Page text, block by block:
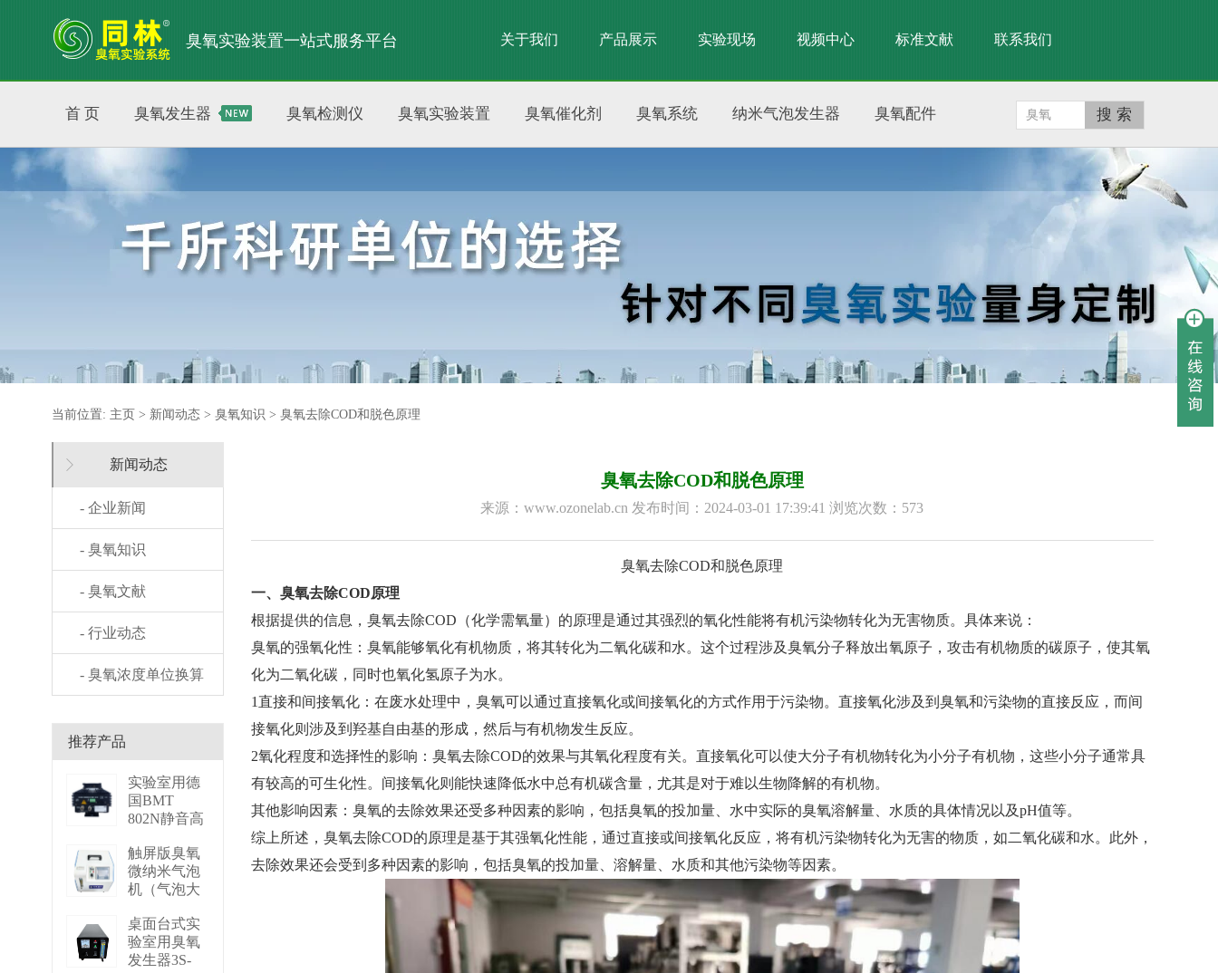
臭氧实验装置一站式服务平台 关于我们 产品展示 实验现场 视频中心 标准文献 联系我们
首 页 臭氧发生器 臭氧检测仪 臭氧实验装置 臭氧催化剂 臭氧系统 纳米气泡发生器 臭氧配件
当前位置: 主页 > 新闻动态> 臭氧知识 > 臭氧去除COD和脱色原理
新闻动态
- 企业新闻
- 臭氧知识
- 臭氧文献
- 行业动态
- 臭氧浓度单位换算
推荐产品
实验室用德
国BMT
802N静音高
802N
再去看一下
触屏版臭氧
微纳米气泡
机（气泡大
－N2
再去看一下
桌面台式实
验室用臭氧
发生器3S-
臭氧去除COD和脱色原理
来源：www.ozonelab.cn 发布时间：2024-03-01 17:39:41 浏览次数： 573
臭氧去除COD和脱色原理
一、臭氧去除COD原理
根据提供的信息，臭氧去除COD（化学需氧量）的原理是通过其强烈的氧化性能将有机污染物转化为无害物质。具体来说：
臭氧的强氧化性：臭氧能够氧化有机物质，将其转化为二氧化碳和水。这个过程涉及臭氧分子释放出氧原子，攻击有机物质的碳原子，使其氧
化为二氧化碳，同时也氧化氢原子为水。
1直接和间接氧化：在废水处理中，臭氧可以通过直接氧化或间接氧化的方式作用于污染物。直接氧化涉及到臭氧和污染物的直接反应，而间
接氧化则涉及到羟基自由基的形成，然后与有机物发生反应。
2氧化程度和选择性的影响：臭氧去除COD的效果与其氧化程度有关。直接氧化可以使大分子有机物转化为小分子有机物，这些小分子通常具
有较高的可生化性。间接氧化则能快速降低水中总有机碳含量，尤其是对于难以生物降解的有机物。
其他影响因素：臭氧的去除效果还受多种因素的影响，包括臭氧的投加量、水中实际的臭氧溶解量、水质的具体情况以及pH值等。
综上所述，臭氧去除COD的原理是基于其强氧化性能，通过直接或间接氧化反应，将有机污染物转化为无害的物质，如二氧化碳和水。此外，
去除效果还会受到多种因素的影响，包括臭氧的投加量、溶解量、水质和其他污染物等因素。